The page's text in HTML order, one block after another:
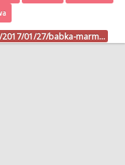
01/27/babka-marm…